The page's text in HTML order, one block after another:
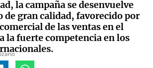
la campaña se desenvuelve
de gran calidad, favorecido por
de las ventas en el
la fuerte competencia en los